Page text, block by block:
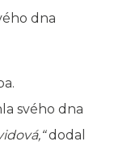
dna
svého dna
dodal